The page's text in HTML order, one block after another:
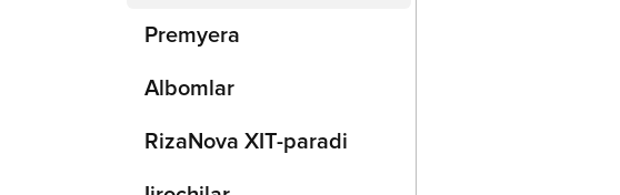
Premyera
Albomlar
RizaNova XIT-paradi